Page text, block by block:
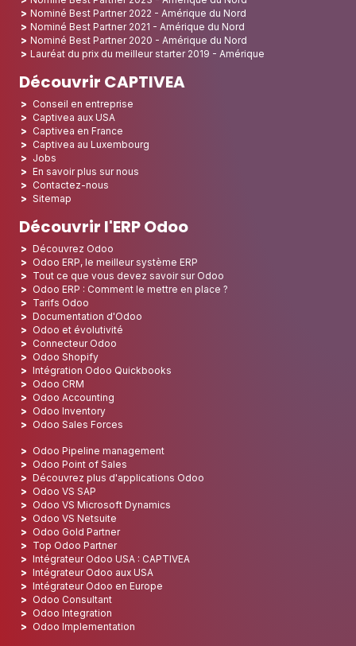
Nominé Best Partner 2022 - Amérique du Nord
Nominé Best Partner 2021 - Amérique du Nord
Nominé Best Partner 2020 - Amérique du Nord
Lauréat du prix du meilleur starter 2019 - Amérique
Découvrir CAPTIVEA
Conseil en entreprise
Captivea aux USA
Captivea en France
Captivea au Luxembourg
Jobs
En savoir plus sur nous
Contactez-nous
Sitemap
Découvrir l'ERP Odoo
Découvrez Odoo
Odoo ERP, le meilleur système ERP
Tout ce que vous devez savoir sur Odoo
Odoo ERP : Comment le mettre en place ?
Tarifs Odoo
Documentation d'Odoo
Odoo et évolutivité
Connecteur Odoo
Odoo Shopify
Intégration Odoo Quickbooks
Odoo CRM
Odoo Accounting
Odoo Inventory
Odoo Sales Forces
Odoo Pipeline management
Odoo Point of Sales
Découvrez plus d'applications Odoo
Odoo VS SAP
Odoo VS Microsoft Dynamics
Odoo VS Netsuite
Odoo Gold Partner
Top Odoo Partner
Intégrateur Odoo USA : CAPTIVEA
Intégrateur Odoo aux USA
Intégrateur Odoo en Europe
Odoo Consultant
Odoo Integration
Odoo Implementation